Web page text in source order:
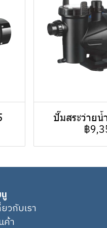
ปั๊มสระว่ายน้
฿
ยวกับเรา
ค้า